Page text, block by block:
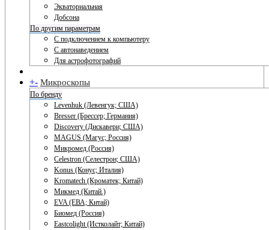
Экваториальная
Добсона
По другим параметрам
С подключением к компьютеру
С автонаведением
Для астрофотографий
+- Микроскопы
По бренду
Levenhuk (Левенгук; США)
Bresser (Брессер; Германия)
Discovery (Дискавери; США)
MAGUS (Магус; Россия)
Микромед (Россия)
Celestron (Селестрон; США)
Konus (Конус; Италия)
Kromatech (Кроматек; Китай)
Микмед (Китай.)
EVA (ЕВА; Китай)
Биомед (Россия)
Eastcolight (Истколайт; Китай)